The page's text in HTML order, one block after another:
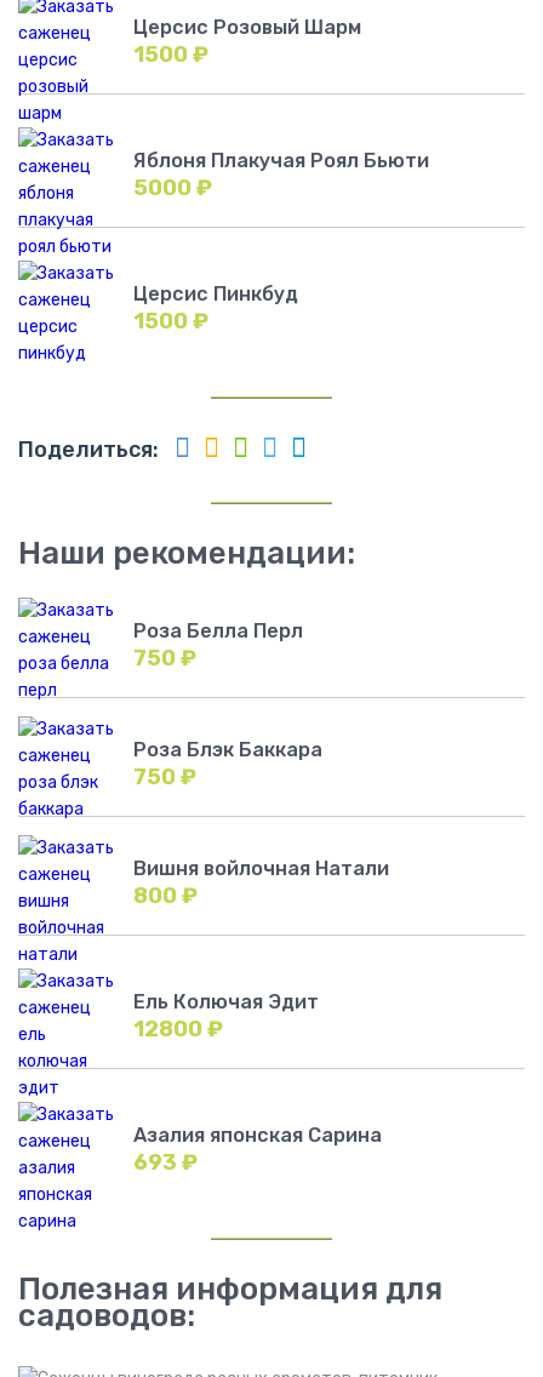
Церсис Розовый Шарм
1500₽
Яблоня Плакучая Роял Бьюти
5000₽
Церсис Пинкбуд
1500₽
Поделиться:
Наши рекомендации:
Роза Белла Перл
750₽
Роза Блэк Баккара
750₽
Вишня войлочная Натали
800₽
Ель Колючая Эдит
12800₽
Азалия японская Сарина
693 ₽
Полезная информация для
садоводов: